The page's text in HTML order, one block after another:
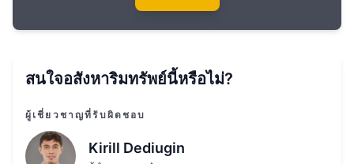
สนใจอสังหาริมทรัพย์นี้หรือไม่?
ผู้เชี่ยวชาญที่รับผิดชอบ
Kirill Dediugin